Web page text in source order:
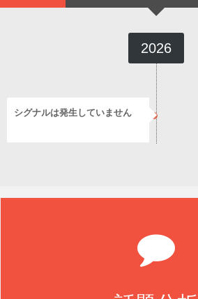
2026
シグナルは発生していません